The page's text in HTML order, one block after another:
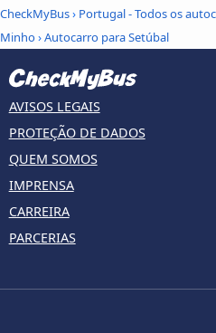
CheckMyBus› Portugal - Todos os
Minho›Autocarro para Setúbal
AVISOS LEGAIS
PROTEÇÃO DE DADOS
QUEM SOMOS
IMPRENSA
CARREIRA
PARCERIAS